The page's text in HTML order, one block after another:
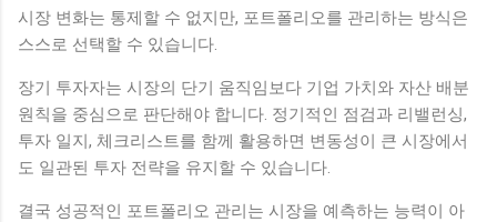
시장 변화는 통제할 수 없지만, 포트폴리오를 관리하는 방식은
스스로 선택할 수 있습니다.
장기 투자자는 시장의 단기 움직임보다 기업 가치와 자산 배분
원칙을 중심으로 판단해야 합니다. 정기적인 점검과 리밸런싱,
투자 일지, 체크리스트를 함께 활용하면 변동성이 큰 시장에서
도 일관된 투자 전략을 유지할 수 있습니다.
결국 성공적인 포트폴리오 관리는 시장을 예측하는 능력이 아